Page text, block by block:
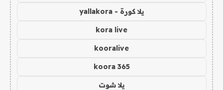
يلا كورة - yallakora
kora live
kooralive
koora 365
يلا شوت